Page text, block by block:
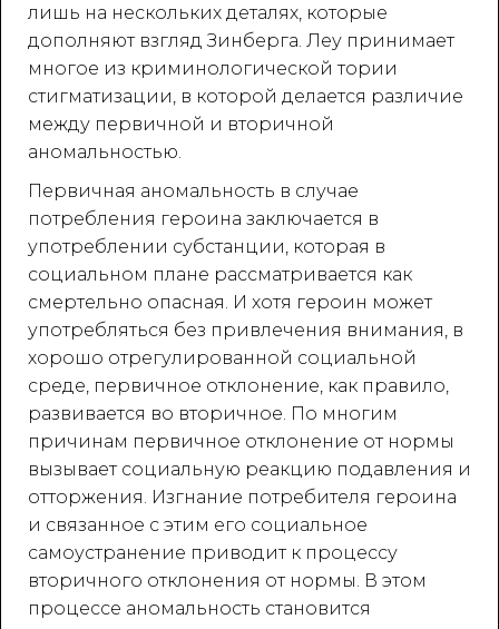
лишь на нескольких деталях, которые
дополняют взгляд Зинберга. Леу принимает
многое из криминологической тории
стигматизации, в которой делается различие
между первичной и вторичной
аномальностью.
Первичная аномальность в случае
потребления героина заключается в
употреблении субстанции, которая в
социальном плане рассматривается как
смертельно опасная. И хотя героин может
употребляться без привлечения внимания, в
хорошо отрегулированной социальной
среде, первичное отклонение, как правило,
развивается во вторичное. По многим
причинам первичное отклонение от нормы
вызывает социальную реакцию подавления и
отторжения. Изгнание потребителя героина
и связанное с этим его социальное
самоустранение приводит к процессу
вторичного отклонения от нормы. В этом
процессе аномальность становится